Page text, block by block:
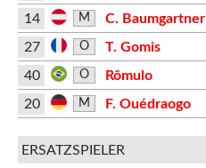
14
M C. Baumgartner
27 O T. Gomis
40 O Rômulo
20 M F. Ouédraogo
ERSATZSPIELER